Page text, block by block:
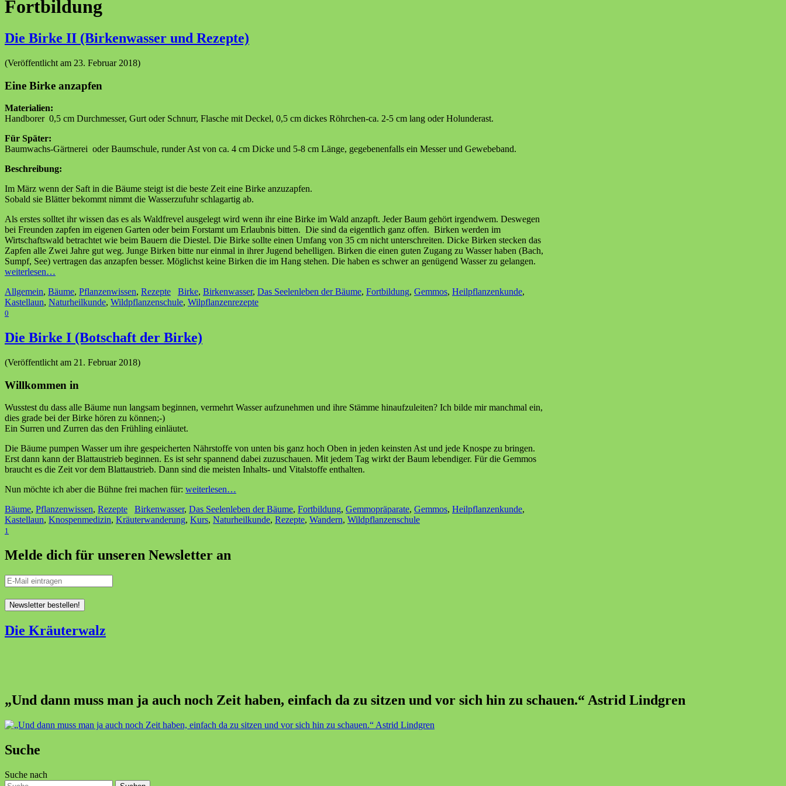
Fortbildung
Die Birke II (Birkenwasser und Rezepte)
(Veröffentlicht am 23. Februar 2018)
Eine Birke anzapfen
Materialien:
Handborer 0,5 cm Durchmesser, Gurt oder Schnurr, Flasche mit Deckel, 0,5 cm dickes Röhrchen-ca. 2-5 cm lang oder Holunderast.
Für Später:
Baumwachs-Gärtnerei oder Baumschule, runder Ast von ca. 4 cm Dicke und 5-8 cm Länge, gegebenenfalls ein Messer und Gewebeband.
Beschreibung:
Im März wenn der Saft in die Bäume steigt ist die beste Zeit eine Birke anzuzapfen.
Sobald sie Blätter bekommt nimmt die Wasserzufuhr schlagartig ab.
Als erstes solltet ihr wissen das es als Waldfrevel ausgelegt wird wenn ihr eine Birke im Wald anzapft. Jeder Baum gehört irgendwem. Deswegen
bei Freunden zapfen im eigenen Garten oder beim Forstamt um Erlaubnis bitten. Die sind da eigentlich ganz offen. Birken werden im
Wirtschaftswald betrachtet wie beim Bauern die Diestel. Die Birke sollte einen Umfang von 35 cm nicht unterschreiten. Dicke Birken stecken das
Zapfen alle Zwei Jahre gut weg. Junge Birken bitte nur einmal in ihrer Jugend behelligen. Birken die einen guten Zugang zu Wasser haben (Bach,
Sumpf, See) vertragen das anzapfen besser. Möglichst keine Birken die im Hang stehen. Die haben es schwer an genügend Wasser zu gelangen.
weiterlesen…
Allgemein, Bäume, Pflanzenwissen, Rezepte Birke, Birkenwasser, Das Seelenleben der Bäume, Fortbildung, Gemmos, Heilpflanzenkunde,
Kastellaun, Naturheilkunde, Wildpflanzenschule, Wilpflanzenrezepte
0
Die Birke I (Botschaft der Birke)
(Veröffentlicht am 21. Februar 2018)
Willkommen in
Wusstest du dass alle Bäume nun langsam beginnen, vermehrt Wasser aufzunehmen und ihre Stämme hinaufzuleiten? Ich bilde mir manchmal ein,
dies grade bei der Birke hören zu können;-)
Ein Surren und Zurren das den Frühling einläutet.
Die Bäume pumpen Wasser um ihre gespeicherten Nährstoffe von unten bis ganz hoch Oben in jeden keinsten Ast und jede Knospe zu bringen.
Erst dann kann der Blattaustrieb beginnen. Es ist sehr spannend dabei zuzuschauen. Mit jedem Tag wirkt der Baum lebendiger. Für die Gemmos
braucht es die Zeit vor dem Blattaustrieb. Dann sind die meisten Inhalts- und Vitalstoffe enthalten.
Nun möchte ich aber die Bühne frei machen für: weiterlesen…
Bäume, Pflanzenwissen, Rezepte Birkenwasser, Das Seelenleben der Bäume, Fortbildung, Gemmopräparate, Gemmos, Heilpflanzenkunde,
Kastellaun, Knospenmedizin, Kräuterwanderung, Kurs, Naturheilkunde, Rezepte, Wandern, Wildpflanzenschule
1
Melde dich für unseren Newsletter an
Die Kräuterwalz
„Und dann muss man ja auch noch Zeit haben, einfach da zu sitzen und vor sich hin zu schauen.“ Astrid Lindgren
Suche
Suche nach